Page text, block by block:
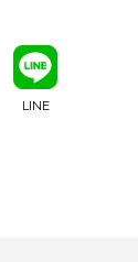
LINE